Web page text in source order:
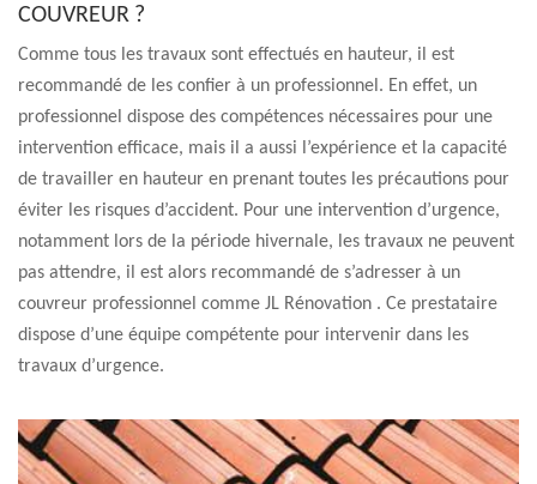
COUVREUR ?
Comme tous les travaux sont effectués en hauteur, il est
recommandé de les confier à un professionnel. En effet, un
professionnel dispose des compétences nécessaires pour une
intervention efficace, mais il a aussi l’expérience et la capacité
de travailler en hauteur en prenant toutes les précautions pour
éviter les risques d’accident. Pour une intervention d’urgence,
notamment lors de la période hivernale, les travaux ne peuvent
pas attendre, il est alors recommandé de s’adresser à un
couvreur professionnel comme JL Rénovation . Ce prestataire
dispose d’une équipe compétente pour intervenir dans les
travaux d’urgence.